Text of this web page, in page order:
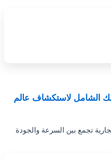
الشامل لاستكشاف عالم
تجمع بين السرعة والجودة